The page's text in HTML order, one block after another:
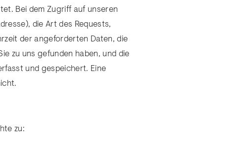
Bei dem Zugriff auf unseren
die Art des Requests,
der angeforderten Daten, die
zu uns gefunden haben, und die
und gespeichert. Eine
zu: